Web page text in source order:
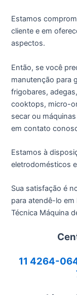
Estamos
cliente e em
aspectos.
Então, se você
manutenção para
frigobares,
cooktops, micro-
secar ou
em contato
Estamos à
eletrodomésticos
Sua satisfação é
para atendê-lo em
Técnica Máquina
11 4264-